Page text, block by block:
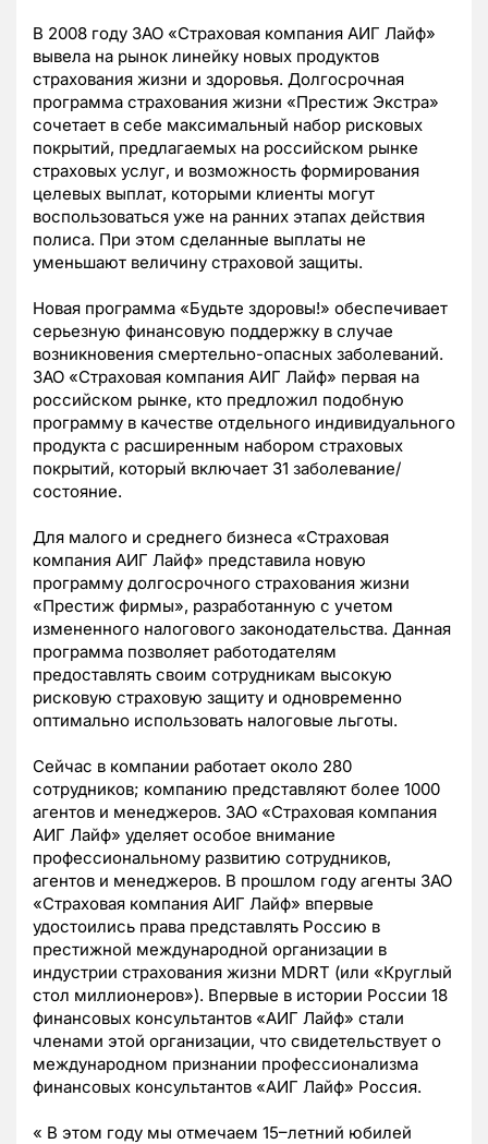
В 2008 году ЗАО «Страховая компания АИГ Лайф»
вывела на рынок линейку новых продуктов
страхования жизни и здоровья. Долгосрочная
программа страхования жизни «Престиж Экстра»
сочетает в себе максимальный набор рисковых
покрытий, предлагаемых на российском рынке
страховых услуг, и возможность формирования
целевых выплат, которыми клиенты могут
воспользоваться уже на ранних этапах действия
полиса. При этом сделанные выплаты не
уменьшают величину страховой защиты.
Новая программа «Будьте здоровы!» обеспечивает
серьезную финансовую поддержку в случае
возникновения смертельно-опасных заболеваний.
ЗАО «Страховая компания АИГ Лайф» первая на
российском рынке, кто предложил подобную
программу в качестве отдельного индивидуального
продукта с расширенным набором страховых
покрытий, который включает 31 заболевание/
состояние.
Для малого и среднего бизнеса «Страховая
компания АИГ Лайф» представила новую
программу долгосрочного страхования жизни
«Престиж фирмы», разработанную с учетом
измененного налогового законодательства. Данная
программа позволяет работодателям
предоставлять своим сотрудникам высокую
рисковую страховую защиту и одновременно
оптимально использовать налоговые льготы.
Сейчас в компании работает около 280
сотрудников; компанию представляют более 1000
агентов и менеджеров. ЗАО «Страховая компания
АИГ Лайф» уделяет особое внимание
профессиональному развитию сотрудников,
агентов и менеджеров. В прошлом году агенты ЗАО
«Страховая компания АИГ Лайф» впервые
удостоились права представлять Россию в
престижной международной организации в
индустрии страхования жизни MDRT (или «Круглый
стол миллионеров»). Впервые в истории России 18
финансовых консультантов «АИГ Лайф» стали
членами этой организации, что свидетельствует о
международном признании профессионализма
финансовых консультантов «АИГ Лайф» Россия.
« В этом году мы отмечаем 15–летний юбилей